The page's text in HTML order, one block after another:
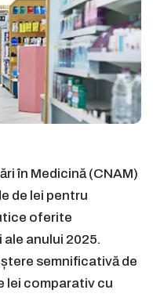
în Medicină (CNAM)
de lei pentru
oferite
anului 2025.
semnificativă de
lei comparativ cu